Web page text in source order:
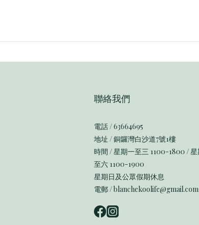
聯絡我們
電話 / 63664695
地址 / 銅鑼灣白沙道7號1樓
時間 / 星期一至三 1100-1800 /
至六 1100-1900
星期日及公眾假期休息
電郵 / blanchekoolife@gmail.com